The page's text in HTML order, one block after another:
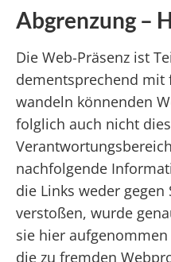
Abgrenzung –
Die Web-Präsenz ist
dementsprechend mit
wandeln könnenden
folglich auch nicht
nachfolgende
die Links weder gegen
verstoßen, wurde
sie hier
die zu fremden